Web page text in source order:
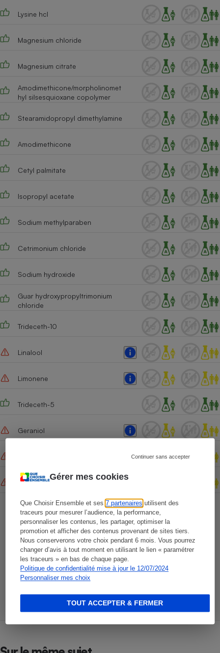
Gérer mes cookies
Que Choisir Ensemble et ses7 partenaires utilisent des
traceurs pour mesurer l’audience, la performance,
personnaliser les contenus, les partager, optimiser la
promotion et afficher des contenus provenant de sites tiers.
Nous conserverons votre choix pendant 6 mois. Vous pourrez
changer d’avis à tout moment en utilisant le lien « paramétrer
les traceurs » en bas de chaque page.
Politique de confidentialité mise à jour le 12/07/2024
Personnaliser mes choix
Continuer sans accepter
TOUT ACCEPTER & FERMER
Lysine hcl
Magnesium chloride
Magnesium citrate
Amodimethicone/morpholinomet
hyl silsesquioxane copolymer
Stearamidopropyl dimethylamine
Amodimethicone
Cetyl palmitate
Isopropyl acetate
Sodium methylparaben
Cetrimonium chloride
Sodium hydroxide
Guar hydroxypropyltrimonium
chloride
Trideceth-10
Linalool
Limonene
Trideceth-5
Geraniol
Citral
Abonnez-vous !
Que Choisir Santé
L'expertise, l'indépendance et l'objectivité
de Que Choisir Ensemble pour votre
santé.